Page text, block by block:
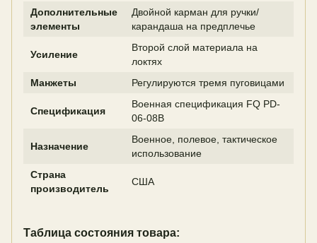
Дополнительные
элементы
Двойной карман для ручки/
карандаша на предплечье
Усиление
Второй слой материала на
локтях
Манжеты
Регулируются тремя пуговицами
Спецификация
Военная спецификация FQ PD-
06-08B
Назначение
Военное, полевое, тактическое
использование
Страна
производитель
США
Таблица состояния товара: